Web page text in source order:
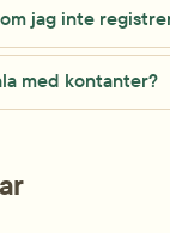
jag inte
med kontanter?